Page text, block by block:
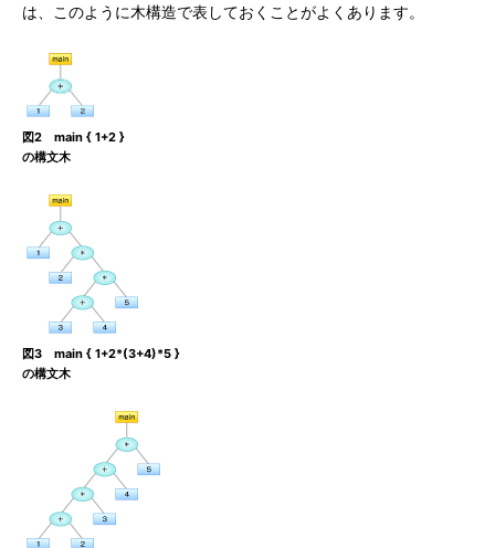
は、このように木構造で表しておくことがよくあります。
図2 main { 1+2 }
の構文木
図3 main { 1+2*(3+4)*5 }
の構文木